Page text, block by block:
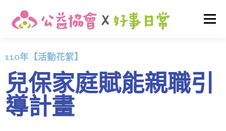
選單
關於我們 最新消息
家庭支持 活動花絮 我要捐款 登入
110年【活動花絮】
兒保家庭賦能親職引
導計畫